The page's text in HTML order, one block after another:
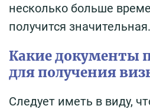
несколько больше
получится значительная.
Какие документы
для получения
Следует иметь в виду,